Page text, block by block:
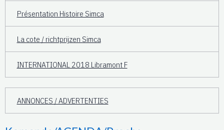
Présentation Histoire Simca
La cote / richtprijzen Simca
INTERNATIONAL 2018 Libramont F
ANNONCES / ADVERTENTIES